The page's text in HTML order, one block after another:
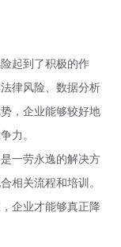
起到了积极的作
律风险、数据分析
，企业能够较好地
力。
一劳永逸的解决方
相关流程和培训。
企业才能够真正降